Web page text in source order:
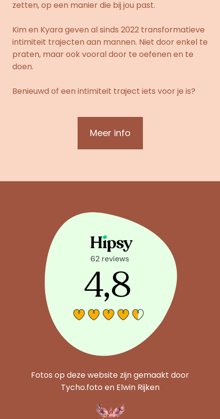
zetten, op een manier die bij jou past.
Kim en Kyara geven al sinds 2022 transformatieve
intimiteit trajecten aan mannen. Niet door enkel te
praten, maar ook vooral door te oefenen en te
doen.
Benieuwd of een intimiteit traject iets voor je is?
Meer info
Fotos op deze website zijn gemaakt door
Tycho.foto en Elwin Rijken